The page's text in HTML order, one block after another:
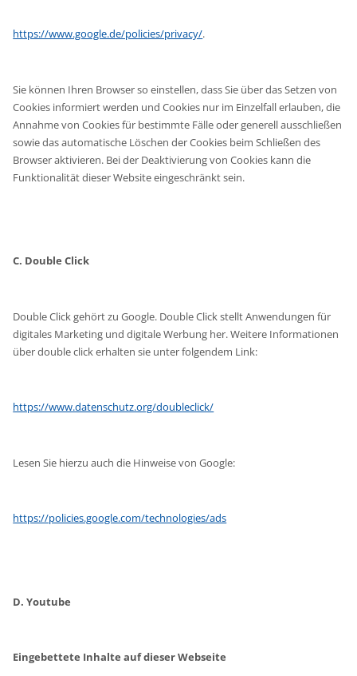
https://www.google.de/policies/privacy/.
Sie können Ihren Browser so einstellen, dass Sie über das Setzen von
Cookies informiert werden und Cookies nur im Einzelfall erlauben, die
Annahme von Cookies für bestimmte Fälle oder generell ausschließen
sowie das automatische Löschen der Cookies beim Schließen des
Browser aktivieren. Bei der Deaktivierung von Cookies kann die
Funktionalität dieser Website eingeschränkt sein.
C. Double Click
Double Click gehört zu Google. Double Click stellt Anwendungen für
digitales Marketing und digitale Werbung her. Weitere Informationen
über double click erhalten sie unter folgendem Link:
https://www.datenschutz.org/doubleclick/
Lesen Sie hierzu auch die Hinweise von Google:
https://policies.google.com/technologies/ads
D. Youtube
Eingebettete Inhalte auf dieser Webseite